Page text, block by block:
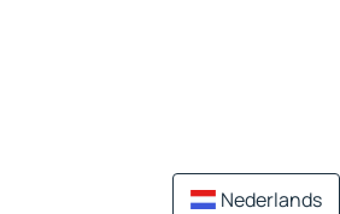
Nederlands